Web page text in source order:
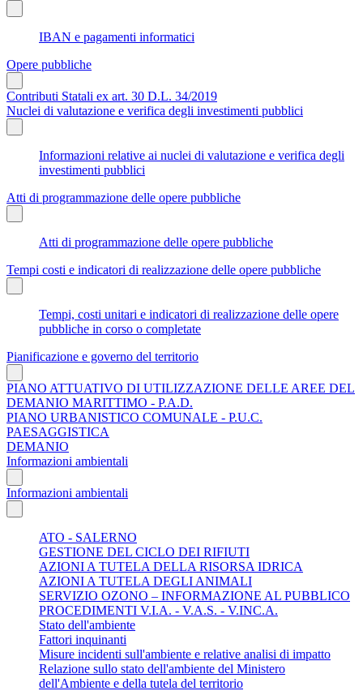
IBAN e pagamenti informatici
Opere pubbliche
Contributi Statali ex art. 30 D.L. 34/2019
Nuclei di valutazione e verifica degli investimenti pubblici
Informazioni relative ai nuclei di valutazione e verifica degli
investimenti pubblici
Atti di programmazione delle opere pubbliche
Atti di programmazione delle opere pubbliche
Tempi costi e indicatori di realizzazione delle opere pubbliche
Tempi, costi unitari e indicatori di realizzazione delle opere
pubbliche in corso o completate
Pianificazione e governo del territorio
PIANO ATTUATIVO DI UTILIZZAZIONE DELLE AREE DEL
DEMANIO MARITTIMO - P.A.D.
PIANO URBANISTICO COMUNALE - P.U.C.
PAESAGGISTICA
DEMANIO
Informazioni ambientali
Informazioni ambientali
ATO - SALERNO
GESTIONE DEL CICLO DEI RIFIUTI
AZIONI A TUTELA DELLA RISORSA IDRICA
AZIONI A TUTELA DEGLI ANIMALI
SERVIZIO OZONO – INFORMAZIONE AL PUBBLICO
PROCEDIMENTI V.I.A. - V.A.S. - V.INC.A.
Stato dell'ambiente
Fattori inquinanti
Misure incidenti sull'ambiente e relative analisi di impatto
Relazione sullo stato dell'ambiente del Ministero
dell'Ambiente e della tutela del territorio